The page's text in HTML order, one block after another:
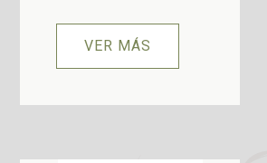
VER MÁS